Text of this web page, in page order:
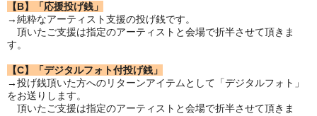
【B】「応援投げ銭」
→純粋なアーティスト支援の投げ銭です。
頂いたご支援は指定のアーティストと会場で折半させて頂きま
す。
【C】「デジタルフォト付投げ銭」
→投げ銭頂いた方へのリターンアイテムとして「デジタルフォト」
をお送りします。
頂いたご支援は指定のアーティストと会場で折半させて頂きま